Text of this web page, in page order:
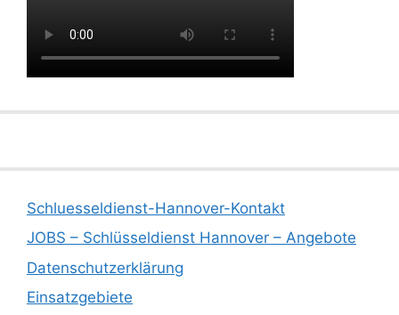
Schluesseldienst-Hannover-Kontakt
JOBS – Schlüsseldienst Hannover – Angebote
Datenschutzerklärung
Einsatzgebiete